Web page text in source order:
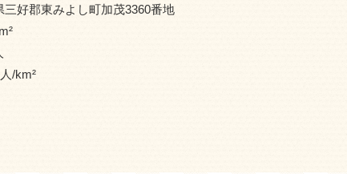
三好郡東みよし町加茂3360番地
人/km²